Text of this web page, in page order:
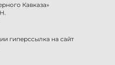
Кавказа»
гиперссылка на сайт